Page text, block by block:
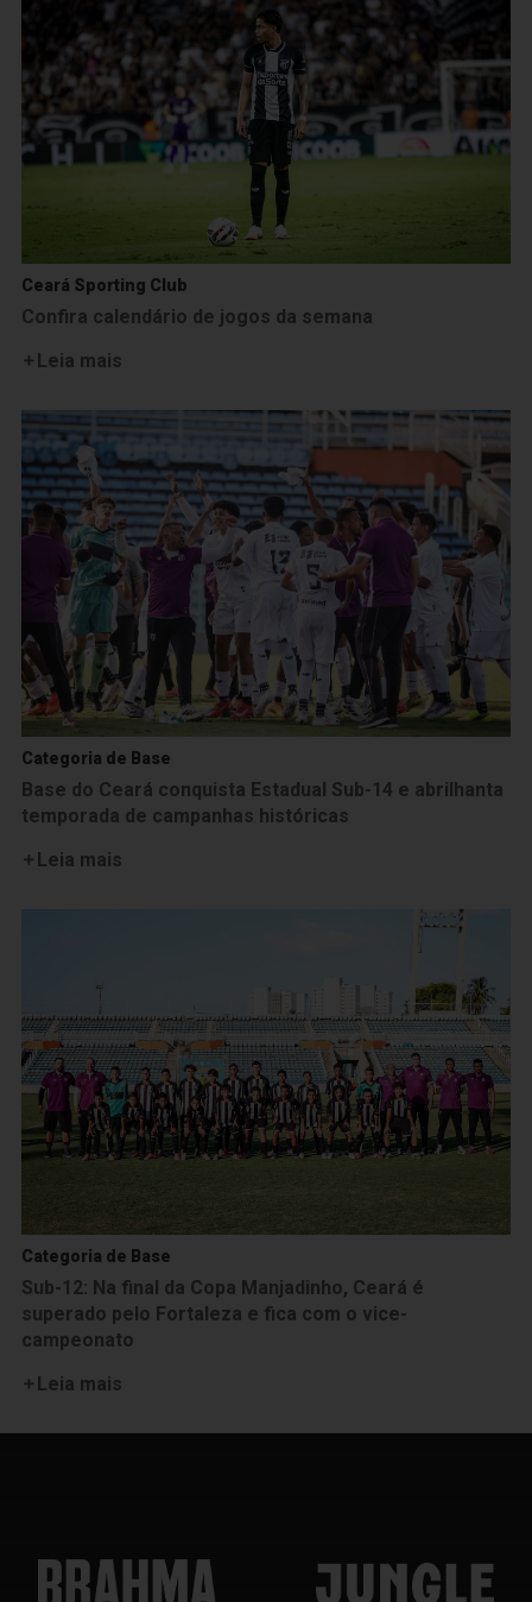
Ceará Sporting Club
Confira calendário de jogos da semana
Leia mais
Categoria de Base
Base do Ceará conquista Estadual Sub-14 e abrilhanta
temporada de campanhas históricas
Leia mais
Categoria de Base
Sub-12: Na final da Copa Manjadinho, Ceará é
superado pelo Fortaleza e fica com o vice-
campeonato
Leia mais